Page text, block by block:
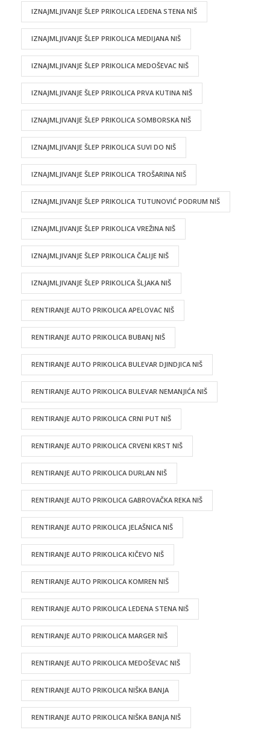
IZNAJMLJIVANJE ŠLEP PRIKOLICA LEDENA STENA NIŠ
IZNAJMLJIVANJE ŠLEP PRIKOLICA MEDIJANA NIŠ
IZNAJMLJIVANJE ŠLEP PRIKOLICA MEDOŠEVAC NIŠ
IZNAJMLJIVANJE ŠLEP PRIKOLICA PRVA KUTINA NIŠ
IZNAJMLJIVANJE ŠLEP PRIKOLICA SOMBORSKA NIŠ
IZNAJMLJIVANJE ŠLEP PRIKOLICA SUVI DO NIŠ
IZNAJMLJIVANJE ŠLEP PRIKOLICA TROŠARINA NIŠ
IZNAJMLJIVANJE ŠLEP PRIKOLICA TUTUNOVIĆ PODRUM NIŠ
IZNAJMLJIVANJE ŠLEP PRIKOLICA VREŽINA NIŠ
IZNAJMLJIVANJE ŠLEP PRIKOLICA ČALIJE NIŠ
IZNAJMLJIVANJE ŠLEP PRIKOLICA ŠLJAKA NIŠ
RENTIRANJE AUTO PRIKOLICA APELOVAC NIŠ
RENTIRANJE AUTO PRIKOLICA BUBANJ NIŠ
RENTIRANJE AUTO PRIKOLICA BULEVAR DJINDJICA NIŠ
RENTIRANJE AUTO PRIKOLICA BULEVAR NEMANJIĆA NIŠ
RENTIRANJE AUTO PRIKOLICA CRNI PUT NIŠ
RENTIRANJE AUTO PRIKOLICA CRVENI KRST NIŠ
RENTIRANJE AUTO PRIKOLICA DURLAN NIŠ
RENTIRANJE AUTO PRIKOLICA GABROVAČKA REKA NIŠ
RENTIRANJE AUTO PRIKOLICA JELAŠNICA NIŠ
RENTIRANJE AUTO PRIKOLICA KIČEVO NIŠ
RENTIRANJE AUTO PRIKOLICA KOMREN NIŠ
RENTIRANJE AUTO PRIKOLICA LEDENA STENA NIŠ
RENTIRANJE AUTO PRIKOLICA MARGER NIŠ
RENTIRANJE AUTO PRIKOLICA MEDOŠEVAC NIŠ
RENTIRANJE AUTO PRIKOLICA NIŠKA BANJA
RENTIRANJE AUTO PRIKOLICA NIŠKA BANJA NIŠ